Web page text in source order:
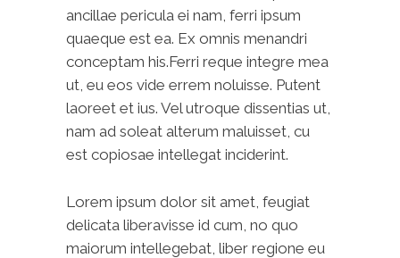
ancillae pericula ei nam, ferri ipsum
quaeque est ea. Ex omnis menandri
conceptam his.Ferri reque integre mea
ut, eu eos vide errem noluisse. Putent
laoreet et ius. Vel utroque dissentias ut,
nam ad soleat alterum maluisset, cu
est copiosae intellegat inciderint.
Lorem ipsum dolor sit amet, feugiat
delicata liberavisse id cum, no quo
maiorum intellegebat, liber regione eu